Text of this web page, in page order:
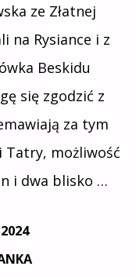
ze Złatnej
na Rysiance i z
Beskidu
się zgodzić z
za tym
Tatry, możliwość
i dwa blisko …